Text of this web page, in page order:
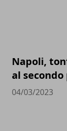
Napoli,
al
04/03/2023